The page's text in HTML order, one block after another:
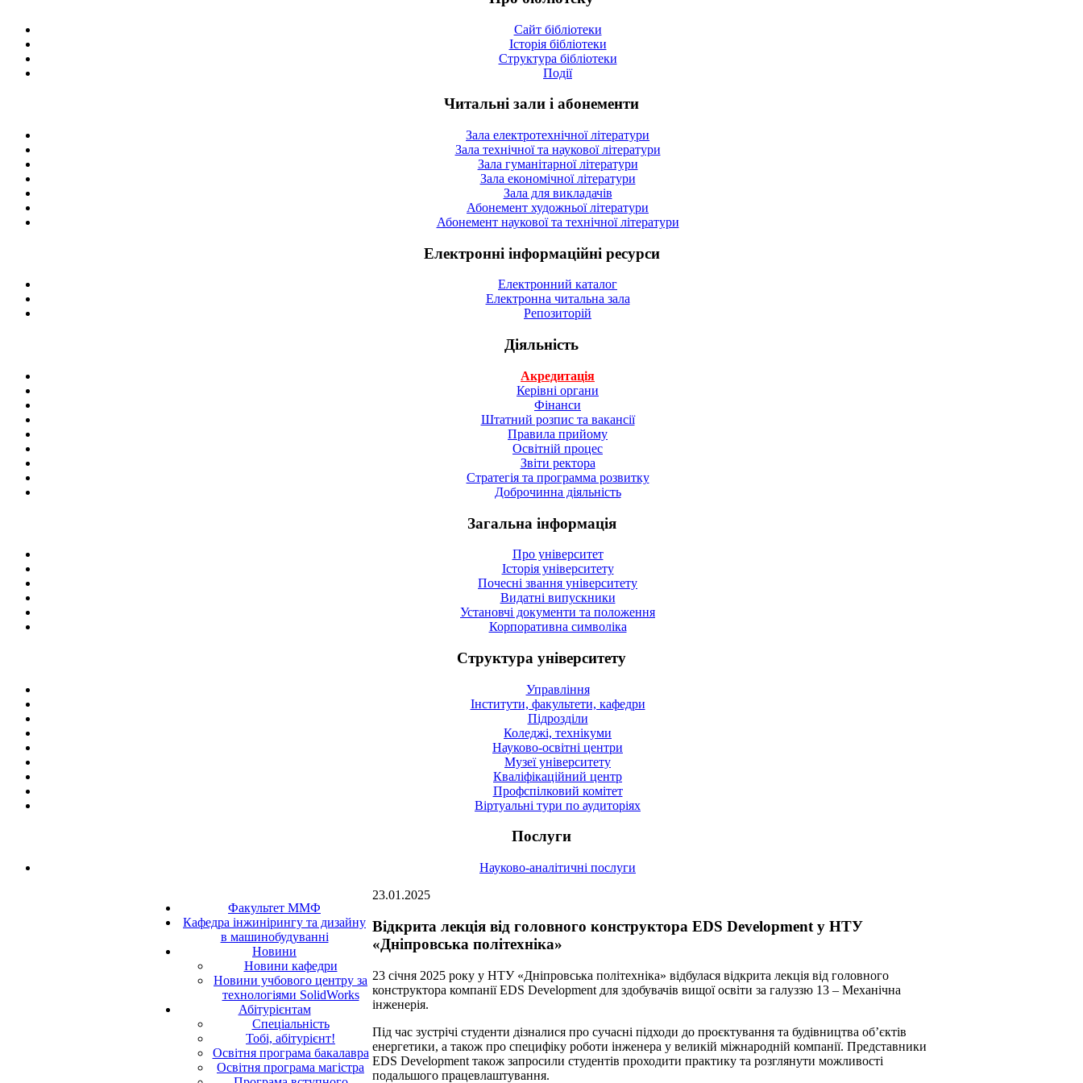
Сайт бібліотеки
Історія бібліотеки
Структура бібліотеки
Події
Читальні зали і абонементи
Зала електротехнічної літератури
Зала технічної та наукової літератури
Зала гуманітарної літератури
Зала економічної літератури
Зала для викладачів
Абонемент художньої літератури
Абонемент наукової та технічної літератури
Електронні інформаційні ресурси
Електронний каталог
Електронна читальна зала
Репозиторій
Діяльність
Акредитація
Керівні органи
Фінанси
Штатний розпис та вакансії
Правила прийому
Освітній процес
Звіти ректора
Стратегія та программа розвитку
Доброчинна діяльність
Загальна інформація
Про університет
Історія університету
Почесні звання університету
Видатні випускники
Установчі документи та положення
Корпоративна символiка
Структура університету
Управління
Інститути, факультети, кафедри
Підрозділи
Коледжі, технікуми
Науково-освітні центри
Музеї університету
Кваліфікаційний центр
Профспілковий комітет
Віртуальні тури по аудиторіях
Послуги
Науково-аналітичні послуги
Факультет ММФ
Кафедра інжинірингу та дизайну
в машинобудуванні
Новини
Новини кафедри
Новини учбового центру за
технологіями SolidWorks
Абітурієнтам
Спеціальність
Тобі, абітурієнт!
Освітня програма бакалавра
Освітня програма магістра
23.01.2025
Відкрита лекція від головного конструктора EDS Development у НТУ
«Дніпровська політехніка»
23 січня 2025 року у НТУ «Дніпровська політехніка» відбулася відкрита лекція від головного
конструктора компанії EDS Development для здобувачів вищої освіти за галуззю 13 – Механічна
інженерія.
Під час зустрічі студенти дізналися про сучасні підходи до проєктування та будівництва об’єктів
енергетики, а також про специфіку роботи інженера у великій міжнародній компанії. Представники
EDS Development також запросили студентів проходити практику та розглянути можливості
подальшого працевлаштування.